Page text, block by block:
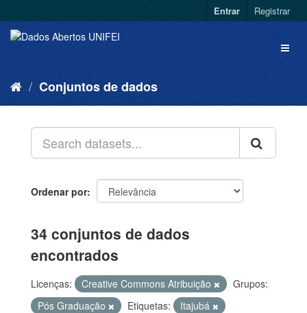
Entrar Registrar
Conjuntos de dados
Ordenar por
34 conjuntos de dados
encontrados
Licenças: Creative Commons Atribuição
Grupos:
Pós Graduação
Etiquetas:
Itajubá